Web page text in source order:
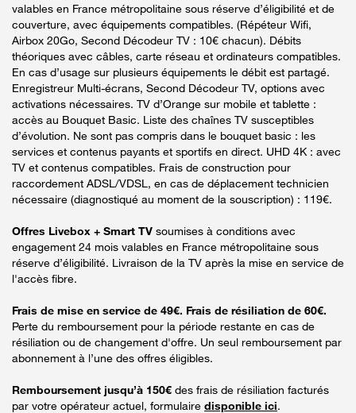
valables en France métropolitaine sous réserve d’éligibilité et de
couverture, avec équipements compatibles. (Répéteur Wifi,
Airbox 20Go, Second Décodeur TV : 10€ chacun). Débits
théoriques avec câbles, carte réseau et ordinateurs compatibles.
En cas d’usage sur plusieurs équipements le débit est partagé.
Enregistreur Multi-écrans, Second Décodeur TV, options avec
activations nécessaires. TV d’Orange sur mobile et tablette :
accès au Bouquet Basic. Liste des chaînes TV susceptibles
d’évolution. Ne sont pas compris dans le bouquet basic : les
services et contenus payants et sportifs en direct. UHD 4K : avec
TV et contenus compatibles. Frais de construction pour
raccordement ADSL/VDSL, en cas de déplacement technicien
nécessaire (diagnostiqué au moment de la souscription) : 119€.
Offres Livebox + Smart TV soumises à conditions avec
engagement 24 mois valables en France métropolitaine sous
réserve d’éligibilité. Livraison de la TV après la mise en service de
l'accès fibre.
Frais de mise en service de 49€. Frais de résiliation de 60€.
Perte du remboursement pour la période restante en cas de
résiliation ou de changement d'offre. Un seul remboursement par
abonnement à l’une des offres éligibles.
Remboursement jusqu’à 150€ des frais de résiliation facturés
par votre opérateur actuel, formulaire disponible ici.